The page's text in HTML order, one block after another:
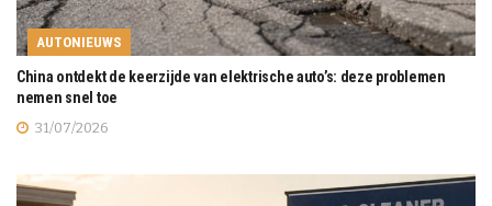
AUTONIEUWS
China ontdekt de keerzijde van elektrische auto’s: deze problemen
nemen snel toe
31/07/2026